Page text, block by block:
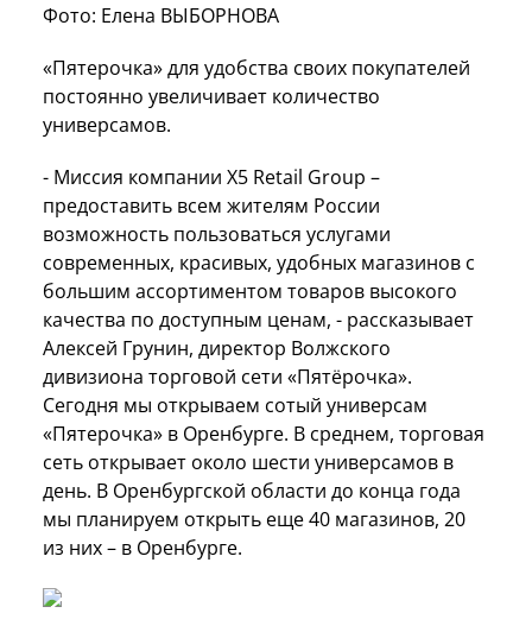
Фото: Елена ВЫБОРНОВА
«Пятерочка» для удобства своих покупателей
постоянно увеличивает количество
универсамов.
- Миссия компании Х5 Retail Group –
предоставить всем жителям России
возможность пользоваться услугами
современных, красивых, удобных магазинов с
большим ассортиментом товаров высокого
качества по доступным ценам, - рассказывает
Алексей Грунин, директор Волжского
дивизиона торговой сети «Пятёрочка».
Сегодня мы открываем сотый универсам
«Пятерочка» в Оренбурге. В среднем, торговая
сеть открывает около шести универсамов в
день. В Оренбургской области до конца года
мы планируем открыть еще 40 магазинов, 20
из них – в Оренбурге.